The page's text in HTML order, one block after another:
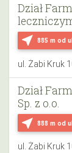
near_me 885 m od
Dział
ul. Żabi Kruk
near_me 888 m od
Dział
Sp. z o.o.
ul. Żabi Kruk